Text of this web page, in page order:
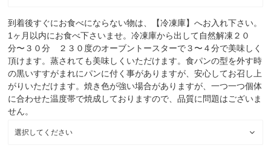
到着後すぐにお食べにならない物は、【冷凍庫】へお入れ下さい。
1ヶ月以内にお食べ下さいませ。冷凍庫から出して自然解凍２０
分〜３０分 ２３０度のオーブントースターで３〜４分で美味しく
頂けます。蒸されても美味しくいただけます。食パンの型を外す時
の黒いすすがまれにパンに付く事がありますが、安心してお召し上
がりいただけます。焼き色が強い場合がありますが、一つ一つ個体
に合わせた温度帯で焼成しておりますので、品質に問題はございま
せん。